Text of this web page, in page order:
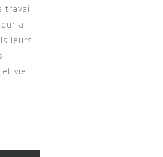
travail
a
leurs
vie